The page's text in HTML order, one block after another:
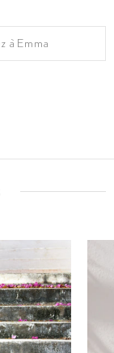
à Emma